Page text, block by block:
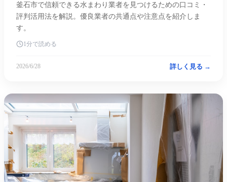
釜石市で信頼できる水まわり業者を見つけるための口コミ・
評判活用法を解説。優良業者の共通点や注意点を紹介しま
す。
1分で読める
2026/6/28 詳しく見る →